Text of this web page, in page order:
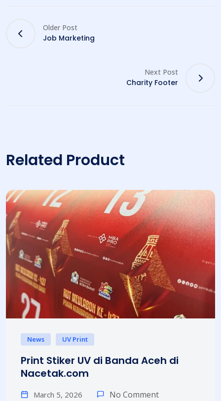
Older Post
Job Marketing
Next Post
Charity Footer
Related Product
News UV Print
Print Stiker UV di Banda Aceh di
Nacetak.com
March 5, 2026 No Comment